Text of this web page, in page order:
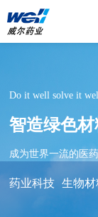
Do it well solve it
智造绿色材
成为世界一流的医
药业科技 生物材